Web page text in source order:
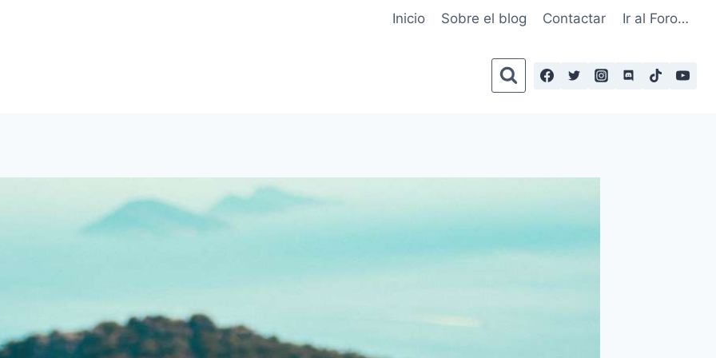
Inicio Sobre el blog Contactar Ir al Foro…